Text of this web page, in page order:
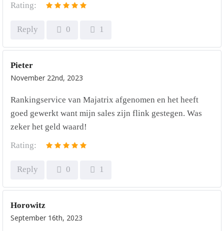
Rating:
Reply 0 1
Pieter
November 22nd, 2023
Rankingservice van Majatrix afgenomen en het heeft
goed gewerkt want mijn sales zijn flink gestegen. Was
zeker het geld waard!
Rating:
Reply 0 1
Horowitz
September 16th, 2023